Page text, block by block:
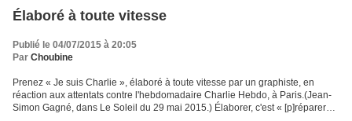
Élaboré à toute vitesse
Publié le 04/07/2015 à 20:05
Par Choubine
Prenez « Je suis Charlie », élaboré à toute vitesse par un graphiste, en
réaction aux attentats contre l'hebdomadaire Charlie Hebdo, à Paris.(Jean-
Simon Gagné, dans Le Soleil du 29 mai 2015.) Élaborer, c'est « [p]réparer